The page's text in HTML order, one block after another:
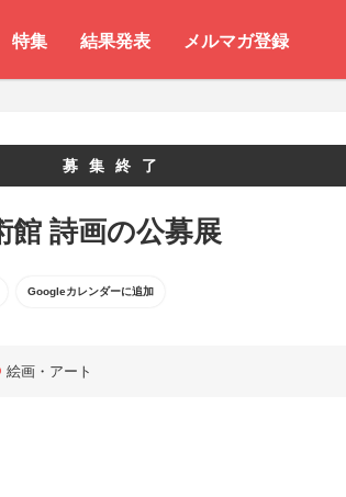
特集 結果発表 メルマガ登録
募集終了
館 詩画の公募展
Googleカレンダーに追加
絵画・アート